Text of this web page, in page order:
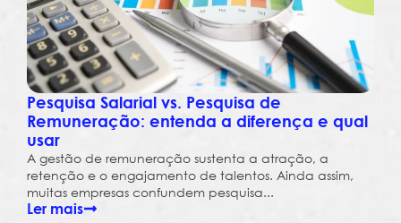
Pesquisa Salarial vs. Pesquisa de
Remuneração: entenda a diferença e qual
usar
A gestão de remuneração sustenta a atração, a
retenção e o engajamento de talentos. Ainda assim,
muitas empresas confundem pesquisa...
Ler mais